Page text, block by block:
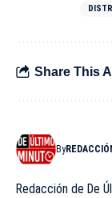
Share This
By
Redacción de De